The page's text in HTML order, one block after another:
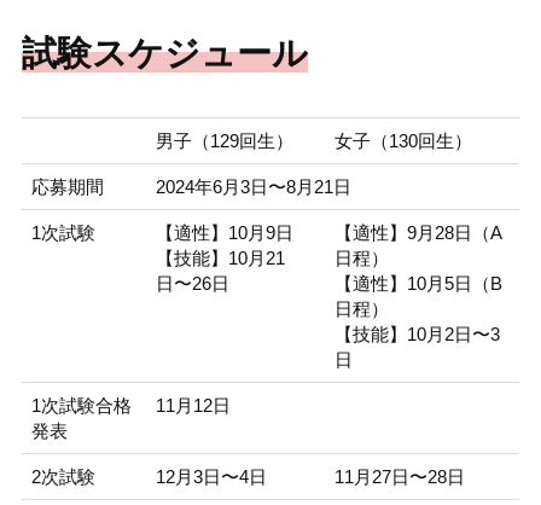
試験スケジュール
男子（129回生） 女子（130回生）
応募期間 2024年6月3日〜8月21日
1次試験
【適性】10月9日
【技能】10月21
日〜26日
【適性】9月28日（A
日程）
【適性】10月5日（B
日程）
【技能】10月2日〜3
日
1次試験合格
発表
11月12日
2次試験 12月3日〜4日 11月27日〜28日